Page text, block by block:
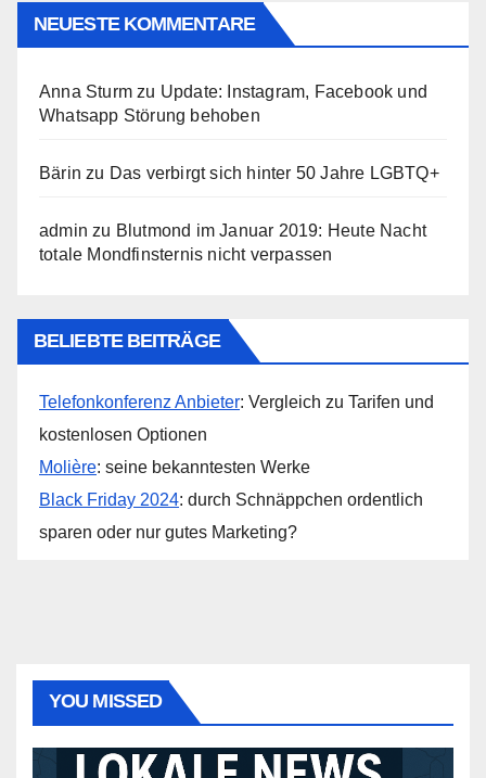
NEUESTE KOMMENTARE
Anna Sturm zu Update: Instagram, Facebook und
Whatsapp Störung behoben
Bärin zu Das verbirgt sich hinter 50 Jahre LGBTQ+
admin zu Blutmond im Januar 2019: Heute Nacht
totale Mondfinsternis nicht verpassen
BELIEBTE BEITRÄGE
Telefonkonferenz Anbieter: Vergleich zu Tarifen und
kostenlosen Optionen
Molière: seine bekanntesten Werke
Black Friday 2024: durch Schnäppchen ordentlich
sparen oder nur gutes Marketing?
YOU MISSED